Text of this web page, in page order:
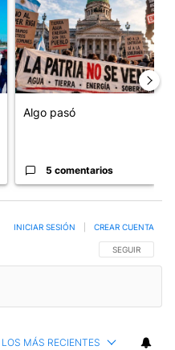
Algo pasó
5 comentarios
SIGA ESTA
SEGUIR
INICIAR SESIÓN CREAR CUENTA
LOS MÁS RECIENTES